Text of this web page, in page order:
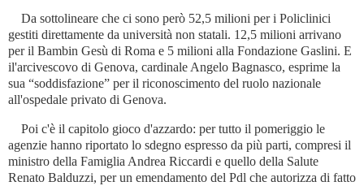
Da sottolineare che ci sono però 52,5 milioni per i Policlinici
gestiti direttamente da università non statali. 12,5 milioni arrivano
per il Bambin Gesù di Roma e 5 milioni alla Fondazione Gaslini. E
il'arcivescovo di Genova, cardinale Angelo Bagnasco, esprime la
sua “soddisfazione” per il riconoscimento del ruolo nazionale
all'ospedale privato di Genova.
Poi c'è il capitolo gioco d'azzardo: per tutto il pomeriggio le
agenzie hanno riportato lo sdegno espresso da più parti, compresi il
ministro della Famiglia Andrea Riccardi e quello della Salute
Renato Balduzzi, per un emendamento del Pdl che autorizza di fatto